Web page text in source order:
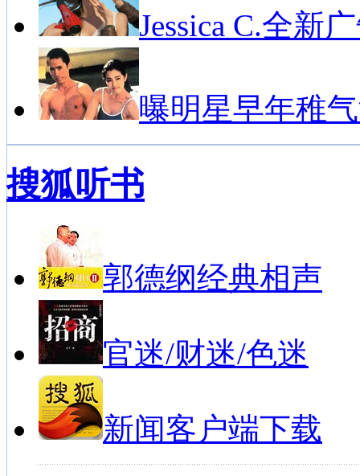
Jessica C.全新
曝明星早年稚
搜狐听书
郭德纲经典相声
官迷/财迷/色迷
新闻客户端下载